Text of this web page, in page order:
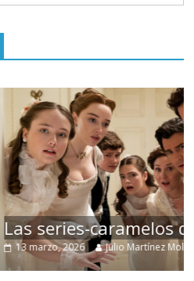
de Shondaland
Molina 0